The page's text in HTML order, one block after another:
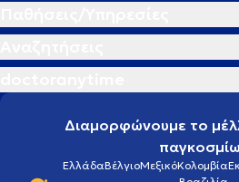
Διαμορφώνουμε το
ΕλλάδαΒέλγιοΜεξικόΚολομβία